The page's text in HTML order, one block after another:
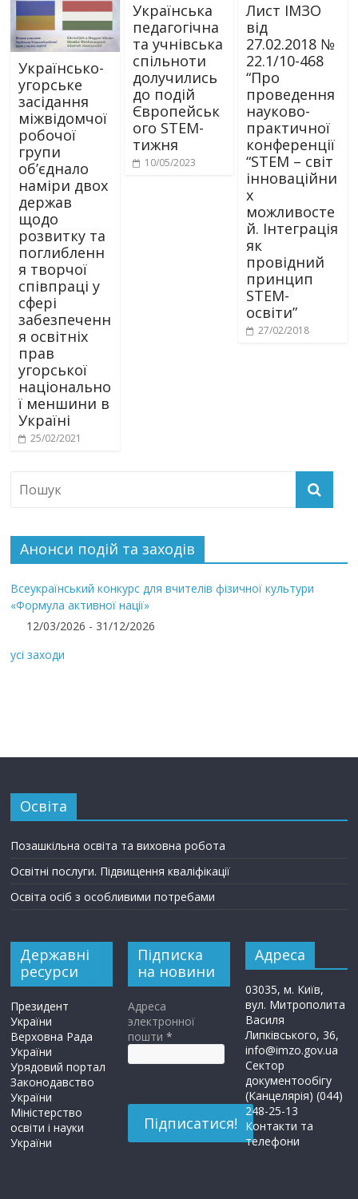
Українсько-
угорське
засідання
міжвідомчої
робочої
групи
об’єднало
наміри двох
держав
щодо
розвитку та
поглибленн
я творчої
співпраці у
сфері
забезпеченн
я освітніх
прав
угорської
національно
ї меншини в
Україні
25/02/2021
Українська
педагогічна
та учнівська
спільноти
долучились
до подій
Європейськ
ого STEM-
тижня
10/05/2023
Лист ІМЗО
від
27.02.2018 №
22.1/10-468
“Про
проведення
науково-
практичної
конференції
“STEM – світ
інноваційни
х
можливосте
й. Інтеграція
як
провідний
принцип
STEM-
освіти”
27/02/2018
Анонси подій та заходів
Всеукраїнський конкурс для вчителів фізичної культури
«Формула активної нації»
12/03/2026 - 31/12/2026
усі заходи
Освіта
Позашкільна освіта та виховна робота
Освітні послуги. Підвищення кваліфікації
Освіта осіб з особливими потребами
Державні
ресурси
Президент
України
Верховна Рада
України
Урядовий портал
Законодавство
України
Міністерство
освіти і науки
України
Підписка
на новини
Адреса
электронної
пошти*
Адреса
03035, м. Київ,
вул. Митрополита
Василя
Липківського, 36,
info@imzo.gov.ua
Сектор
документообігу
(Канцелярія) (044)
248-25-13
Контакти та
телефони